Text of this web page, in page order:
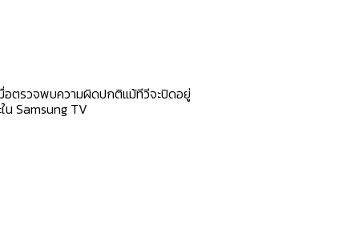
อตรวจพบความผิดปกติแม้ทีวีจะปิดอยู่
Samsung TV